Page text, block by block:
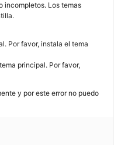
incompletos. Los temas
Por favor, instala el tema
principal. Por favor,
y por este error no puedo